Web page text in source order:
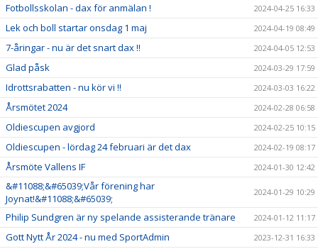
Fotbollsskolan - dax för anmälan ! 2024-04-25 16:33
Lek och boll startar onsdag 1 maj 2024-04-19 08:49
7-åringar - nu är det snart dax !! 2024-04-05 12:53
Glad påsk 2024-03-29 17:59
Idrottsrabatten - nu kör vi !! 2024-03-03 16:22
Årsmötet 2024 2024-02-28 06:58
Oldiescupen avgjord 2024-02-25 10:15
Oldiescupen - lördag 24 februari är det dax 2024-02-19 08:17
Årsmöte Vallens IF 2024-01-30 12:42
&#11088;&#65039;Vår förening har
Joynat!&#11088;&#65039;
2024-01-29 10:29
Philip Sundgren är ny spelande assisterande tränare 2024-01-12 11:17
Gott Nytt År 2024 - nu med SportAdmin 2023-12-31 16:33